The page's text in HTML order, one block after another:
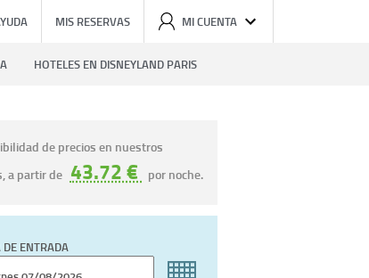
MIS RESERVAS MI CUENTA
HOTELES EN DISNEYLAND PARIS
de precios en nuestros
a partir de 43.72 € por noche.
DE ENTRADA